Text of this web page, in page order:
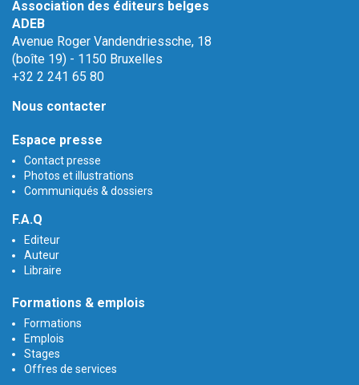
Association des éditeurs belges
ADEB
Avenue Roger Vandendriessche, 18
(boîte 19) - 1150 Bruxelles
+32 2 241 65 80
Nous contacter
Espace presse
Contact presse
Photos et illustrations
Communiqués & dossiers
F.A.Q
Editeur
Auteur
Libraire
Formations & emplois
Formations
Emplois
Stages
Offres de services